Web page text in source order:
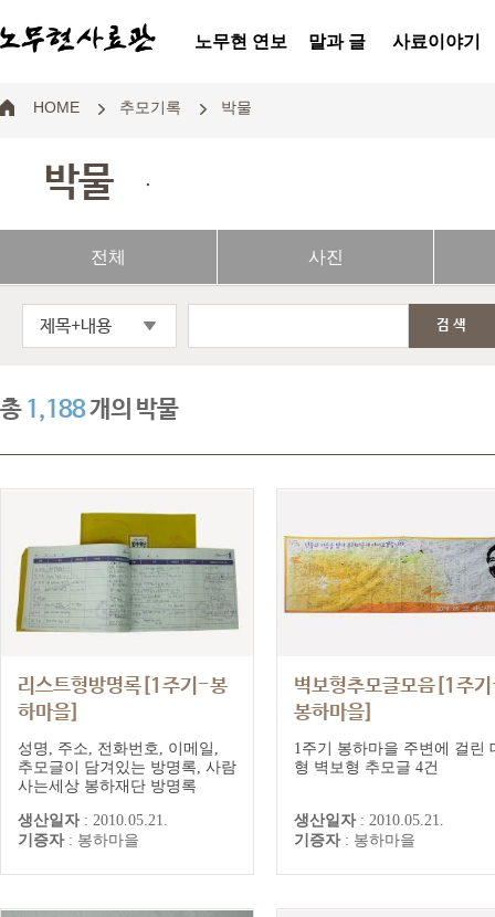
노무현 연보 말과 글 사료이야기
HOME 추모기록 박물
박물 .
전체 사진
제목+내용 검색
총1,188개의 박물
리스트형방명록[1주기-봉
하마을]
1주기추모기록(봉하마을)
성명, 주소, 전화번호, 이메일,
추모글이 담겨있는 방명록, 사람
사는세상 봉하재단 방명록
생산일자 : 2010.05.21.
기증자 : 봉하마을
벽보형추모글모음[1주
봉하마을]
1주기추모기록(봉하마을)
1주기 봉하마을 주변에 걸린
형 벽보형 추모글 4건
생산일자 : 2010.05.21.
기증자 : 봉하마을